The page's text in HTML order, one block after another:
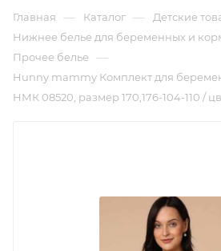
Главная — Каталог — Детские
Нижнее белье для беременных и
Прочее белье —
Hunny mammy Комплект для
НМК 08520, размер 170,176-104-110 /